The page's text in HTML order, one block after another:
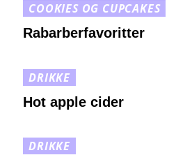
COOKIES OG CUPCAKES
Rabarberfavoritter
DRIKKE
Hot apple cider
DRIKKE